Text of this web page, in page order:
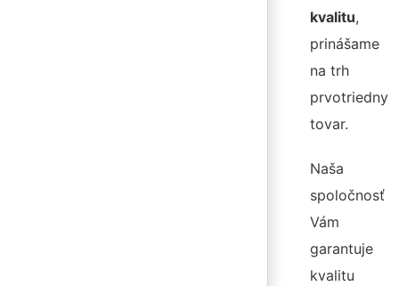
kvalitu,
prinášame
na trh
prvotriedny
tovar.
Naša
spoločnosť
Vám
garantuje
kvalitu